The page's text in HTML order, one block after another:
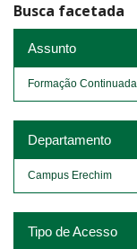
Busca facetada
Assunto
Formação Continuada
Departamento
Campus Erechim
Tipo de Acesso